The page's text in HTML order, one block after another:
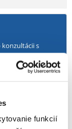
funkcií
s
s
sa
že zviera